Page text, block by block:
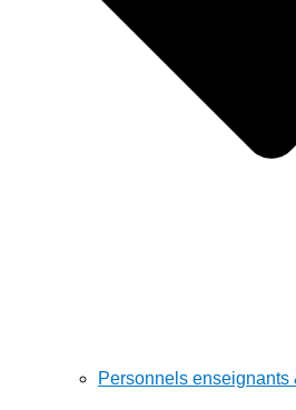
Personnels enseignants